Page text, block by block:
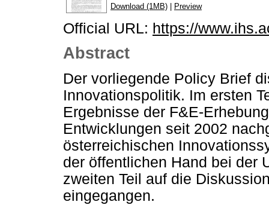
Download (1MB) | Preview
Official URL: https://
Abstract
Der vorliegende Policy Brief
Innovationspolitik. Im ersten
Ergebnisse der F&E-
Entwicklungen seit 2002
österreichischen
der öffentlichen Hand bei der
zweiten Teil auf die
eingegangen.